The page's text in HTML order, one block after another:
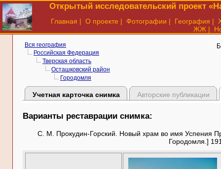
Открытый исследовательский проект
Главная | О проекте | Фотографии | География |
ЖЖ |
Вся география
Российская Федерация
Тверская область
Осташковский район
Городомля
Учетная карточка снимка Авторские публикации
Варианты реставрации снимка:
С. М. Прокудин-Горский. Новый храм во имя Успения
Городомля.]